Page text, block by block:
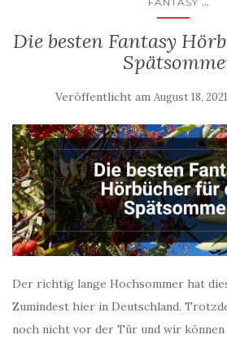
Die besten Fantasy
Veröffentlicht am August 18, 2021
Der richtig lange Hochsommer hat
Zumindest hier in Deutschland.
noch nicht vor der Tür und wir